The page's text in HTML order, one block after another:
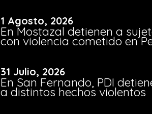
1 Agosto, 2026
En Mostazal detienen a
con violencia cometido en
31 Julio, 2026
En San Fernando, PDI
a distintos hechos violentos